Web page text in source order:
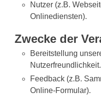
Nutzer (z.B.
Onlinediensten).
Zwecke der
Bereitstellung
Nutzerfreundlichkeit.
Feedback (z.B.
Online-Formular).